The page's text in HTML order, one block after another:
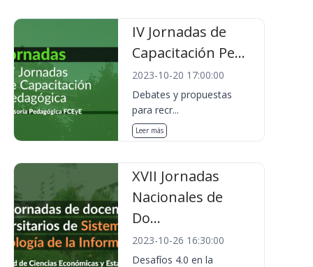
IV Jornadas de
Capacitación Pe...
2023-10-20 17:00:00
Debates y propuestas
para recr...
Leer más
XVII Jornadas
Nacionales de
Do...
2023-10-26 16:30:00
Desafíos 4.0 en la